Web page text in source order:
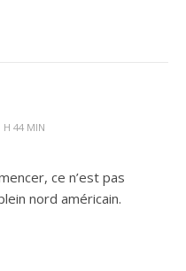
H 44 MIN
ce n’est pas
nord américain.